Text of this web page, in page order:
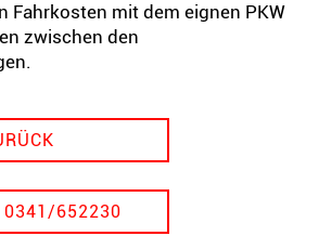
Fahrkosten mit dem eignen PKW
zwischen den
0341/652230